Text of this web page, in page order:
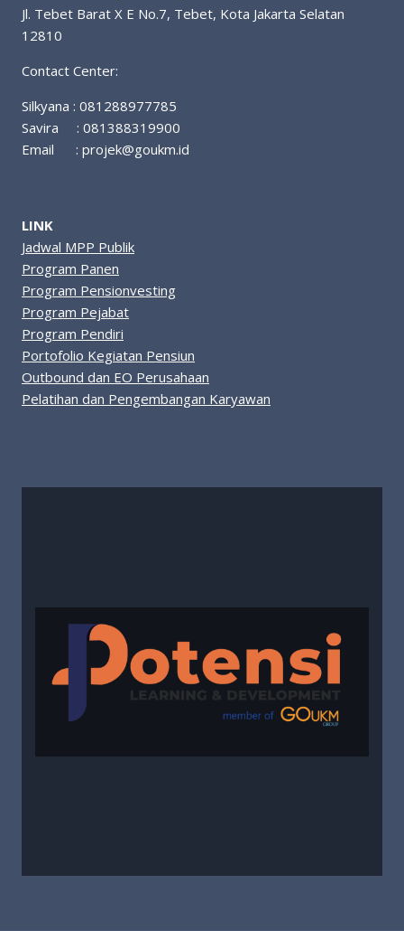
Jl. Tebet Barat X E No.7, Tebet, Kota Jakarta Selatan
12810
Contact Center:
Silkyana : 081288977785
Savira : 081388319900
Email : projek@goukm.id
LINK
Jadwal MPP Publik
Program Panen
Program Pensionvesting
Program Pejabat
Program Pendiri
Portofolio Kegiatan Pensiun
Outbound dan EO Perusahaan
Pelatihan dan Pengembangan Karyawan